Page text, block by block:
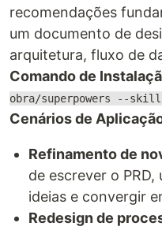
recomendações
um documento de
arquitetura, fluxo de
Comando de
obra/superpowers --
Cenários de
Refinamento de
de escrever o
ideias e convergir
Redesign de